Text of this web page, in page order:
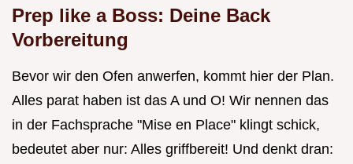
Prep like a Boss: Deine Back
Vorbereitung
Bevor wir den Ofen anwerfen, kommt hier der Plan.
Alles parat haben ist das A und O! Wir nennen das
in der Fachsprache "Mise en Place" klingt schick,
bedeutet aber nur: Alles griffbereit! Und denkt dran: